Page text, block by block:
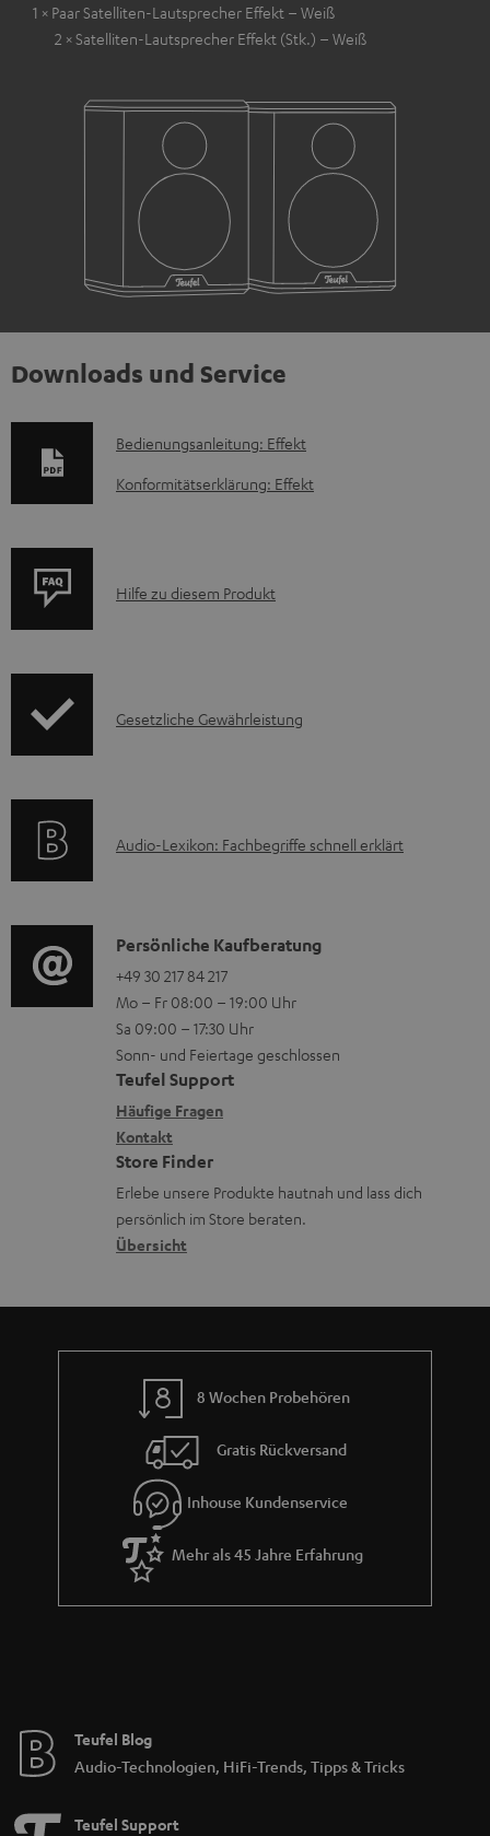
1 × Paar Satelliten-Lautsprecher Effekt – Weiß
2 × Satelliten-Lautsprecher Effekt (Stk.) – Weiß
Downloads und Service
D
o
e
e
H
u
n
t
e
r
l
a
d
e
n
Bedienungsanleitung: Effekt
Konformitätserklärung: Effekt
P
u
A
Hilfe zu diesem Produkt
I
r
t
i
o
n
e
n
z
u
r
G
r
a
Gesetzliche Gewährleistung
A
i
o
-
L
e
x
i
k
o
n
Audio-Lexikon: Fachbegriffe schnell erklärt
K
o
n
t
a
k
t
d
a
t
n
Persönliche Kaufberatung
+49 30 217 84 217
Mo – Fr 08:00 – 19:00 Uhr
Sa 09:00 – 17:30 Uhr
Sonn- und Feiertage geschlossen
Teufel Support
Häufige Fragen
Kontakt
Store Finder
Erlebe unsere Produkte hautnah und lass dich
persönlich im Store beraten.
Übersicht
8 Wochen Probehören
Gratis Rückversand
Inhouse Kundenservice
Mehr als 45 Jahre Erfahrung
Teufel Blog
Audio-Technologien, HiFi-Trends, Tipps & Tricks
Teufel Support